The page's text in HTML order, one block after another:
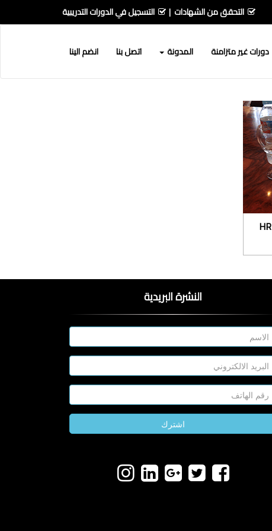
التسجيل في الدورات التدريبية التحقق من الشهادات
دورات غير متزامنة المدونة اتصل بنا انضم الينا
دورة ادارة الموارد البشرية HR
النشرة البريدية
اشترك